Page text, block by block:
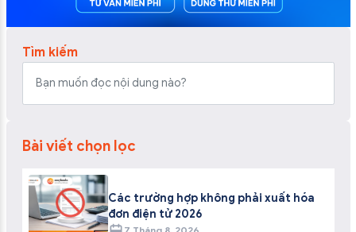
Tìm kiếm
Bài viết chọn lọc
Các trường hợp không phải xuất hóa
đơn điện tử 2026